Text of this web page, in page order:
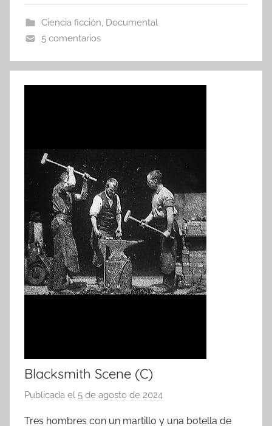
Ciencia ficción, Documental
5 comentarios
Blacksmith Scene (C)
Publicada el 5 de agosto de 2024
Tres hombres con un martillo y una botella de